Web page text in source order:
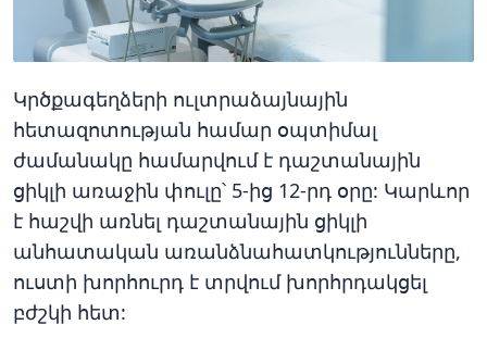
Կրծքագեղձերի ուլտրաձայնային
հետազոտության համար օպտիմալ
ժամանակը համարվում է դաշտանային
ցիկլի առաջին փուլը՝ 5-ից 12-րդ օրը: Կարևոր
է հաշվի առնել դաշտանային ցիկլի
անհատական առանձնահատկությունները,
ուստի խորհուրդ է տրվում խորհրդակցել
բժշկի հետ: